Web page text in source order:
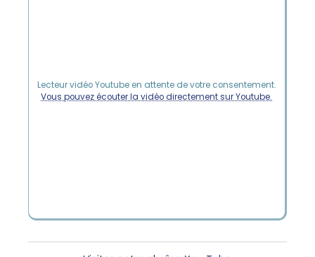
Lecteur vidéo Youtube en attente de votre consentement.
Vous pouvez écouter la vidéo directement sur Youtube.